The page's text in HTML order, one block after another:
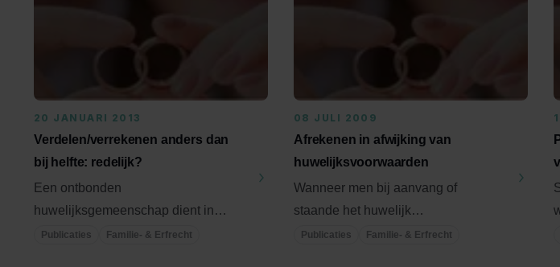
20 JANUARI 2013
Verdelen/verrekenen anders dan
bij helfte: redelijk?
Een ontbonden
huwelijksgemeenschap dient in
beginsel bij helfte te worden
Publicaties Familie- & Erfrecht
08 JULI 2009
Afrekenen in afwijking van
huwelijksvoorwaarden
Wanneer men bij aanvang of
staande het huwelijk
huwelijksvoorwaarden laat opmaken
Publicaties Familie- & Erfrecht